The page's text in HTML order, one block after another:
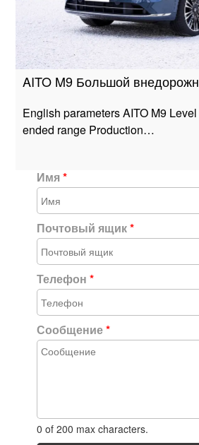
AITO M9 Большой
English parameters AITO M9
ended range Production…
Имя*
Почтовый ящик*
Телефон*
Сообщение*
0 of 200 max characters.